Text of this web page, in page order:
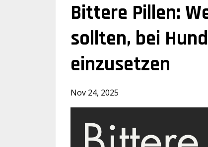
Bittere Pillen:
sollten, bei
einzusetzen
Nov 24, 2025